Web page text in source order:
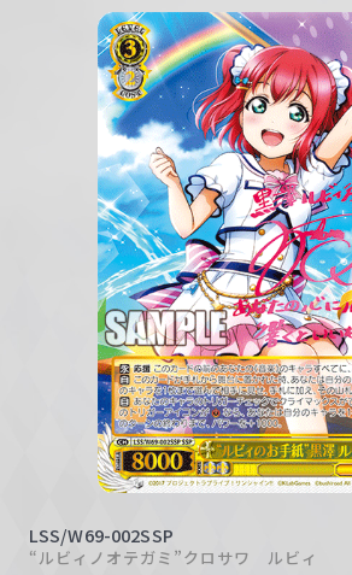
LSS/W69-002SSP
“ルビィノオテガミ”クロサワ ルビィ